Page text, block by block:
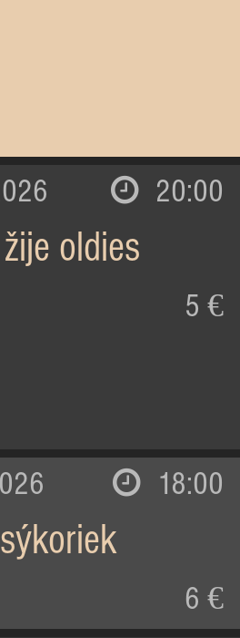
20:00
oldies
5 €
18:00
sýkoriek
6 €